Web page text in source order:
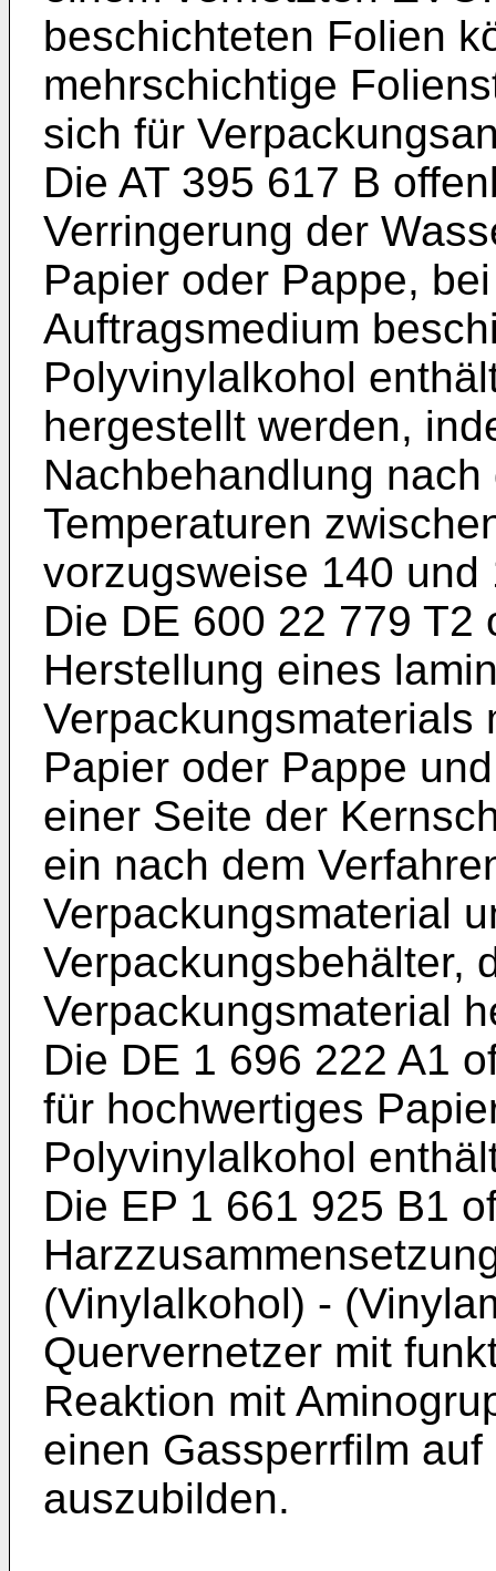
beschichteten Folien
mehrschichtige
sich für
Die AT 395 617 B
Verringerung der
Papier oder Pappe,
Auftragsmedium
Polyvinylalkohol
hergestellt werden,
Nachbehandlung
Temperaturen
vorzugsweise 140 und
Die DE 600 22 779 T2
Herstellung eines
Verpackungsmaterials
Papier oder Pappe
einer Seite der
ein nach dem
Verpackungsmaterial
Verpackungsbehälter,
Verpackungsmaterial
Die DE 1 696 222 A1
für hochwertiges
Polyvinylalkohol
Die EP 1 661 925 B1
(Vinylalkohol) -
Quervernetzer mit
Reaktion mit
einen Gassperrfilm
auszubilden.